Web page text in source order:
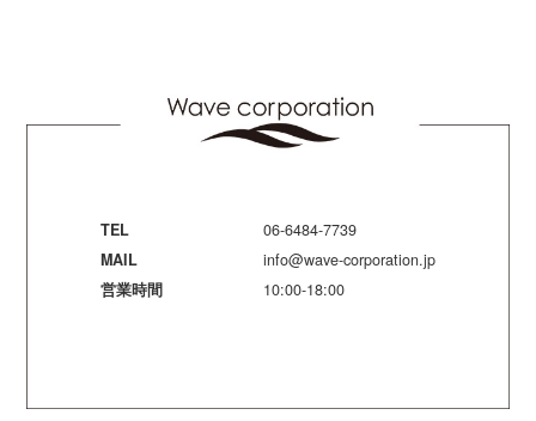
TEL
MAIL
営業時間
06-6484-7739
info@wave-corporation.jp
10:00-18:00